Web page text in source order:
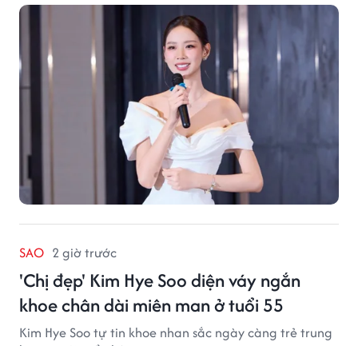
SAO 2 giờ trước
'Chị đẹp' Kim Hye Soo diện váy ngắn
khoe chân dài miên man ở tuổi 55
Kim Hye Soo tự tin khoe nhan sắc ngày càng trẻ trung